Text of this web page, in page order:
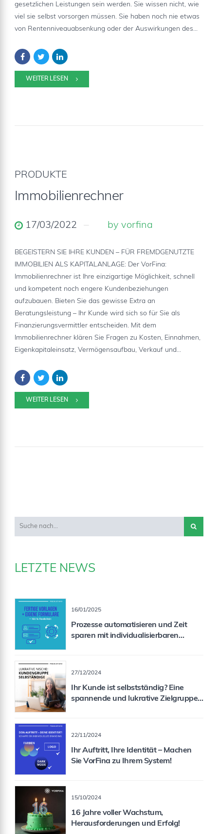
gesetzlichen Leistungen sein werden. Sie wissen nicht, wie
viel sie selbst vorsorgen müssen. Sie haben noch nie etwas
von Rentenniveauabsenkung oder der Auswirkungen des...
WEITER LESEN
PRODUKTE
Immobilienrechner
17/03/2022 by vorfina
BEGEISTERN SIE IHRE KUNDEN – FÜR FREMDGENUTZTE
IMMOBILIEN ALS KAPITALANLAGE: Der VorFina:
Immobilienrechner ist Ihre einzigartige Möglichkeit, schnell
und kompetent noch engere Kundenbeziehungen
aufzubauen. Bieten Sie das gewisse Extra an
Beratungsleistung – Ihr Kunde wird sich so für Sie als
Finanzierungsvermittler entscheiden. Mit dem
Immobilienrechner klären Sie Fragen zu Kosten, Einnahmen,
Eigenkapitaleinsatz, Vermögensaufbau, Verkauf und...
WEITER LESEN
LETZTE NEWS
16/01/2025
Prozesse automatisieren und Zeit
sparen mit individualisierbaren
27/12/2024
Ihr Kunde ist selbstständig? Eine
spannende und lukrative Zielgruppe
22/11/2024
Ihr Auftritt, Ihre Identität – Machen
Sie VorFina zu Ihrem System!
15/10/2024
16 Jahre voller Wachstum,
Herausforderungen und Erfolg!